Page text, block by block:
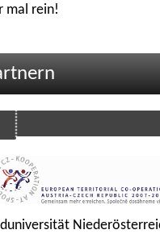
mal rein!